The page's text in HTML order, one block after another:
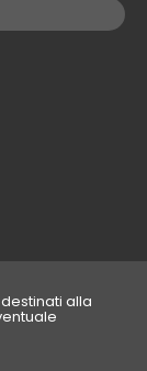
alla